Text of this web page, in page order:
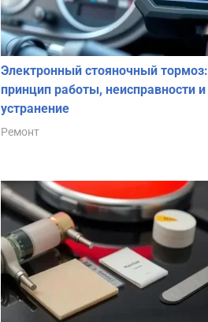
Электронный стояночный тормоз:
принцип работы, неисправности и
устранение
Ремонт